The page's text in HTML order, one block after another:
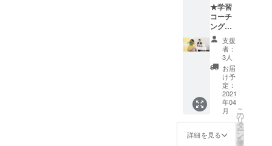
★学習
コーチ
ングも
体験し
ていた
だくこ
とが可
能で
す！２
回の
コーチ
ング予
約が可
能で
す。今
支援
者：
3人
お届
け予
定：
2021
年04
月
詳細を見る
こ
の
リ
タ
ー
ン
を